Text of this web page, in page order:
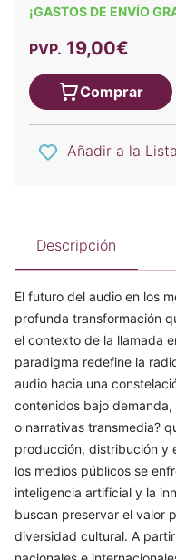
¡GASTOS DE ENVÍO
PVP. 19,00€
Comprar
Añadir a la
Descripción
El futuro del audio en los
profunda transformación
el contexto de la llamada
paradigma redefine la
audio hacia una
contenidos bajo
o narrativas transmedia?
producción, distribución y
los medios públicos se
inteligencia artificial y la
buscan preservar el valor
diversidad cultural. A